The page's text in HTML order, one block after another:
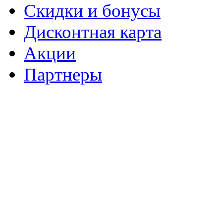
Скидки и бонусы
Дисконтная карта
Акции
Партнеры